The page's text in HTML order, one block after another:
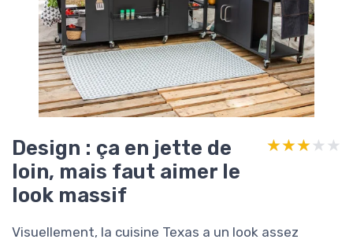
Design : ça en jette de
loin, mais faut aimer le
look massif
★★★★★
★★★★★
Visuellement, la cuisine Texas a un look assez